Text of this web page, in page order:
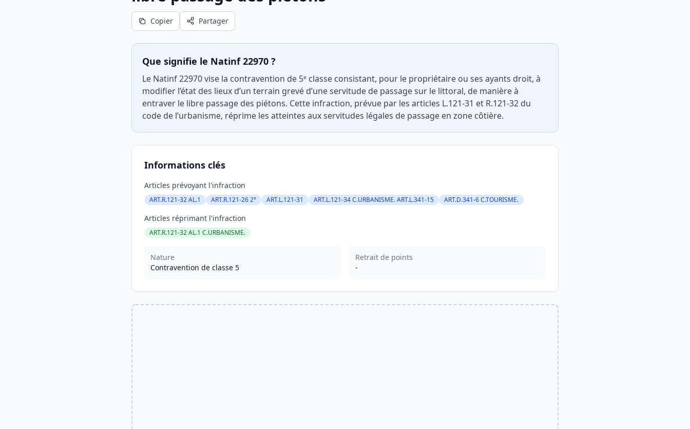
Copier Partager
Que signifie le Natinf 22970 ?
Le Natinf 22970 vise la contravention de 5ᵉ classe consistant, pour le propriétaire ou ses ayants droit, à
modifier l’état des lieux d’un terrain grevé d’une servitude de passage sur le littoral, de manière à
entraver le libre passage des piétons. Cette infraction, prévue par les articles L.121-31 et R.121-32 du
code de l’urbanisme, réprime les atteintes aux servitudes légales de passage en zone côtière.
Informations clés
Articles prévoyant l'infraction
ART.R.121-32 AL.1 ART.R.121-26 2° ART.L.121-31 ART.L.121-34 C.URBANISME. ART.L.341-15 ART.D.341-6 C.TOURISME.
Articles réprimant l'infraction
ART.R.121-32 AL.1 C.URBANISME.
Nature
Contravention de classe 5
Retrait de points
-